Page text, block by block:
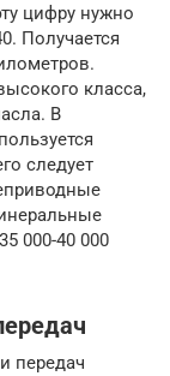
цифру нужно
Получается
класса,
В
следует
000-40 000
передач